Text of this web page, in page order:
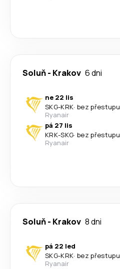
Soluň- Krakov 6 dni
ne 22 lis
SKG-KRK· bez přestupu
Ryanair
pá 27 lis
KRK-SKG· bez přestupu
Ryanair
Soluň- Krakov 8 dni
pá 22 led
SKG-KRK· bez přestupu
Ryanair